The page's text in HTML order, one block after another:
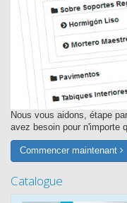
Nous vous aidons, étape
avez besoin pour n'importe
Commencer maintenant
Catalogue